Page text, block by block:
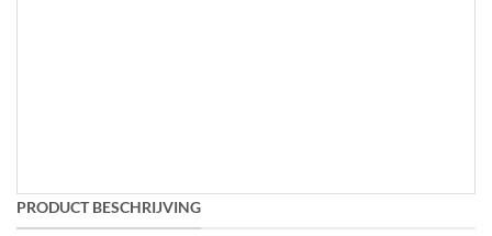
PRODUCT BESCHRIJVING